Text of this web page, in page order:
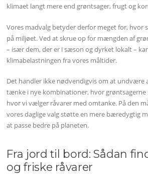
klimaet langt mere end grøntsager, frugt og
Vores madvalg betyder derfor meget for,
på miljøet. Ved at skrue op for mængden af
– især dem, der er i sæson og dyrket lokalt –
klimabelastningen fra vores måltider.
Det handler ikke nødvendigvis om at undvære
tænke i nye kombinationer, hvor grøntsagerne
hvor vi vælger råvarer med omtanke. På den
vores daglige valg støtte en mere bæredygtig
at passe bedre på planeten.
Fra jord til bord: Sådan
og friske råvarer